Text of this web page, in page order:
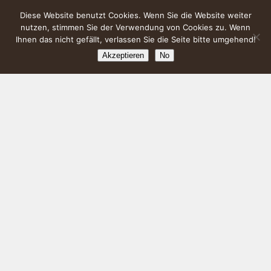
Diese Website benutzt Cookies. Wenn Sie die Website weiter
nutzen, stimmen Sie der Verwendung von Cookies zu. Wenn
Ihnen das nicht gefällt, verlassen Sie die Seite bitte umgehend!
Akzeptieren No